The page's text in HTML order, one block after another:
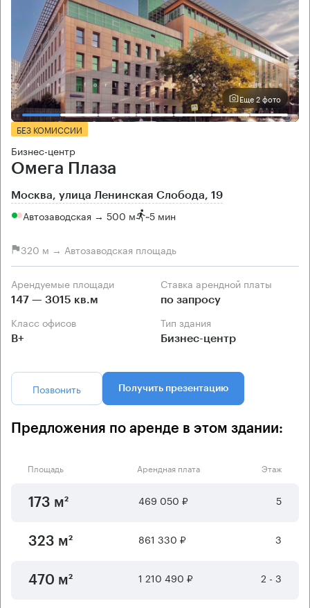
Еще 2 фото
БЕЗ КОМИССИИ
Бизнес-центр
Омега Плаза
Москва, улица Ленинская Слобода, 19
Автозаводская → 500 м ~5 мин
320 м → Автозаводская площадь
Арендуемые площади
147 — 3015 кв.м
Ставка арендной платы
по запросу
Класс офисов
B+
Тип здания
Бизнес-центр
Позвонить Получить презентацию
Предложения по аренде в этом здании:
Площадь Арендная плата Этаж
173 м² 469 050 ₽ 5
323 м² 861 330 ₽ 3
470 м² 1 210 490 ₽ 2 - 3